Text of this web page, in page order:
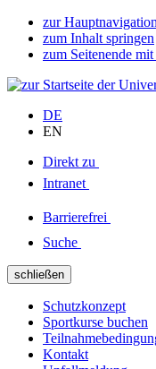
zur
zum Inhalt springen
zum Seitenende
DE
EN
Direkt zu
Intranet
Barrierefrei
Suche
schließen
Schutzkonzept
Sportkurse buchen
Kontakt